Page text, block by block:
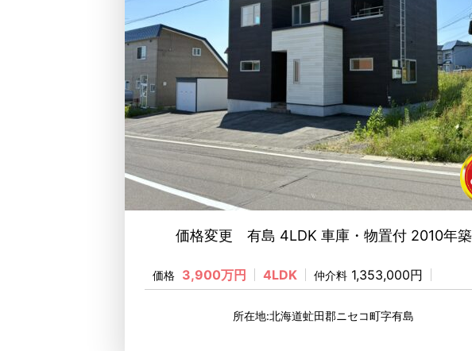
価格変更 有島 4LDK 車庫・物置付 2010年築
価格 3,900万円 4LDK 仲介料 1,353,000円
所在地:北海道虻田郡ニセコ町字有島